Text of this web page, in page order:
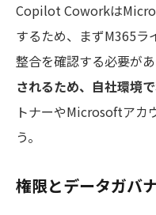
Copilot Coworkは
するため、まずM365
整合を確認する必要があ
されるため、自社環境
トナーやMicrosoftアカ
う。
権限とデータガバ